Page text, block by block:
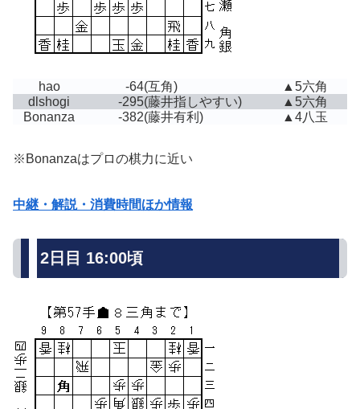
hao -64(互角)
▲5六角
dlshogi
-295(藤井指しやすい)
▲5六角
Bonanza
-382(藤井有利) ▲4八玉
※Bonanzaはプロの棋力に近い
中継・解説・消費時間ほか情報
2日目 16:00頃